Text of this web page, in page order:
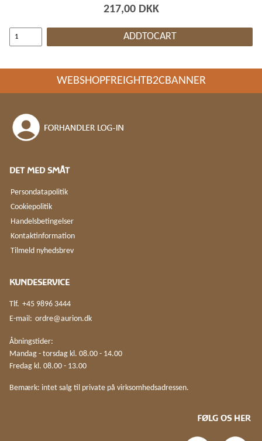
217,00 DKK
ADDTOCART
WEBSHOPFREIGHTB2CBANNER
DET MED SMÅT
Persondatapolitik
Cookiepolitik
Handelsbetingelser
Kontaktinformation
Tilmeld nyhedsbrev
KUNDESERVICE
Tlf. +45 9896 3444
E-mail: ordre@aurion.dk
Åbningstider:
Mandag - torsdag kl. 08.00 - 14.00
Fredag kl. 08.00 - 13.00
Bemærk: intet salg til private på virksomhedsadressen.
FØLG OS HER